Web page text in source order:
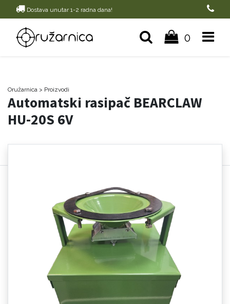
Dostava unutar 1-2 radna dana!
0
Oružarnica > Proizvodi
Automatski rasipač BEARCLAW
HU-20S 6V